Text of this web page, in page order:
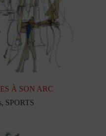
À SON ARC
, SPORTS